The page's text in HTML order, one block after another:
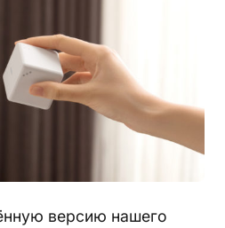
версию нашего